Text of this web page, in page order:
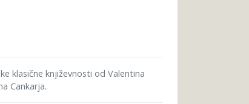
klasične književnosti od Valentina
Cankarja.